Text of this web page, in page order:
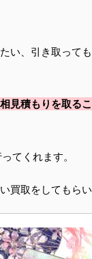
い、引き取って
相見積もりを取る
てくれます。
買取をしてもら